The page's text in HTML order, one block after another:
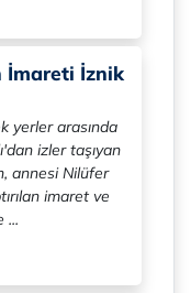
İmareti İznik
yerler arasında
izler taşıyan
annesi Nilüfer
imaret ve
...